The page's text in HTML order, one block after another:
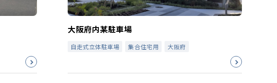
大阪府内某駐車場
自走式立体駐車場 集合住宅用 大阪府